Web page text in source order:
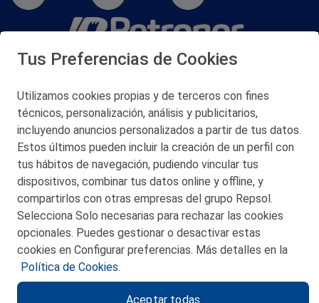
San Martín 5-Edificio Muñatones,
© 2026 Petronor S.A.
CONTACTO
MAPA WEB
POLITICA DE PRIVACIDAD
Tus Preferencias de Cookies
Utilizamos cookies propias y de terceros con fines
técnicos, personalización, análisis y publicitarios,
incluyendo anuncios personalizados a partir de tus datos.
Estos últimos pueden incluir la creación de un perfil con
tus hábitos de navegación, pudiendo vincular tus
dispositivos, combinar tus datos online y offline, y
compartirlos con otras empresas del grupo Repsol.
Selecciona Solo necesarias para rechazar las cookies
opcionales. Puedes gestionar o desactivar estas
cookies en Configurar preferencias. Más detalles en la
Política de Cookies.
Aceptar todas